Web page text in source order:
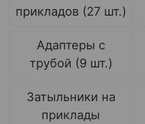
прикладов (27 шт.)
Адаптеры с
трубой (9 шт.)
Затыльники на
приклады